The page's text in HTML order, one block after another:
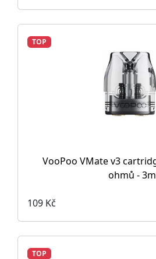
TOP
VooPoo VMate v3
ohmů -
109 Kč
TOP